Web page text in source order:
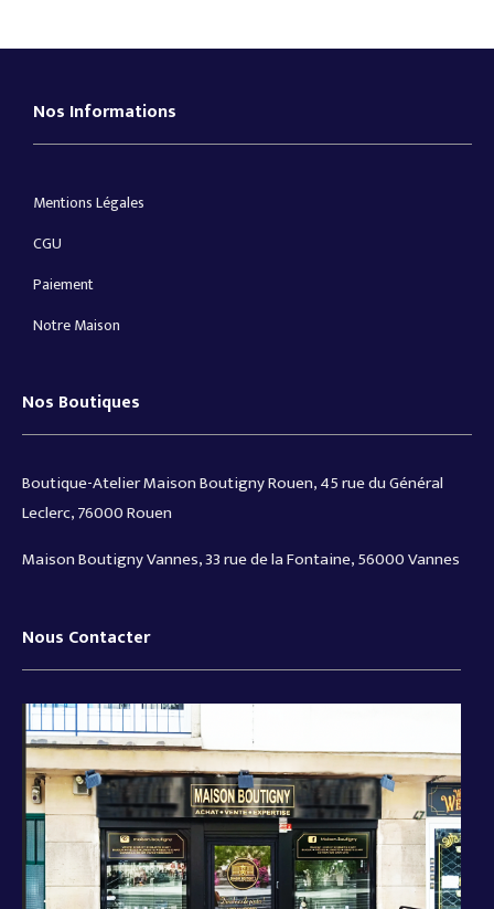
Nos Informations
Mentions Légales
CGU
Paiement
Notre Maison
Nos Boutiques
Boutique-Atelier Maison Boutigny Rouen, 45 rue du Général
Leclerc, 76000 Rouen
Maison Boutigny Vannes, 33 rue de la Fontaine, 56000 Vannes
Nous Contacter